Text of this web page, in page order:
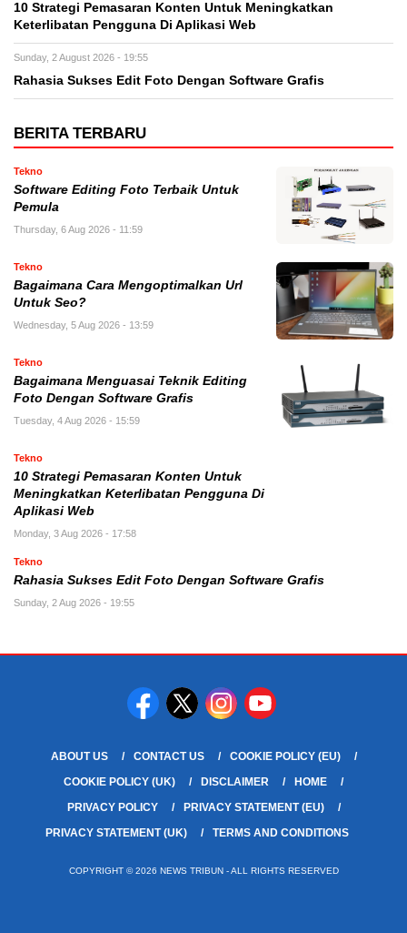
10 Strategi Pemasaran Konten Untuk Meningkatkan
Keterlibatan Pengguna Di Aplikasi Web
Sunday, 2 August 2026 - 19:55
Rahasia Sukses Edit Foto Dengan Software Grafis
BERITA TERBARU
Tekno
Software Editing Foto Terbaik Untuk
Pemula
Thursday, 6 Aug 2026 - 11:59
Tekno
Bagaimana Cara Mengoptimalkan Url
Untuk Seo?
Wednesday, 5 Aug 2026 - 13:59
Tekno
Bagaimana Menguasai Teknik Editing
Foto Dengan Software Grafis
Tuesday, 4 Aug 2026 - 15:59
Tekno
10 Strategi Pemasaran Konten Untuk
Meningkatkan Keterlibatan Pengguna Di
Aplikasi Web
Monday, 3 Aug 2026 - 17:58
Tekno
Rahasia Sukses Edit Foto Dengan Software Grafis
Sunday, 2 Aug 2026 - 19:55
ABOUT US CONTACT US
COOKIE POLICY (EU)
COOKIE POLICY (UK)
DISCLAIMER
HOME
PRIVACY POLICY
PRIVACY STATEMENT (EU)
PRIVACY STATEMENT (UK)
TERMS AND CONDITIONS
COPYRIGHT © 2026 NEWS TRIBUN - ALL RIGHTS RESERVED